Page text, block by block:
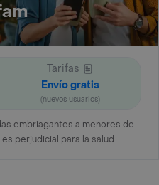
Tarifas
Envío gratis
(nuevos usuarios)
embriagantes a menores de
perjudicial para la salud